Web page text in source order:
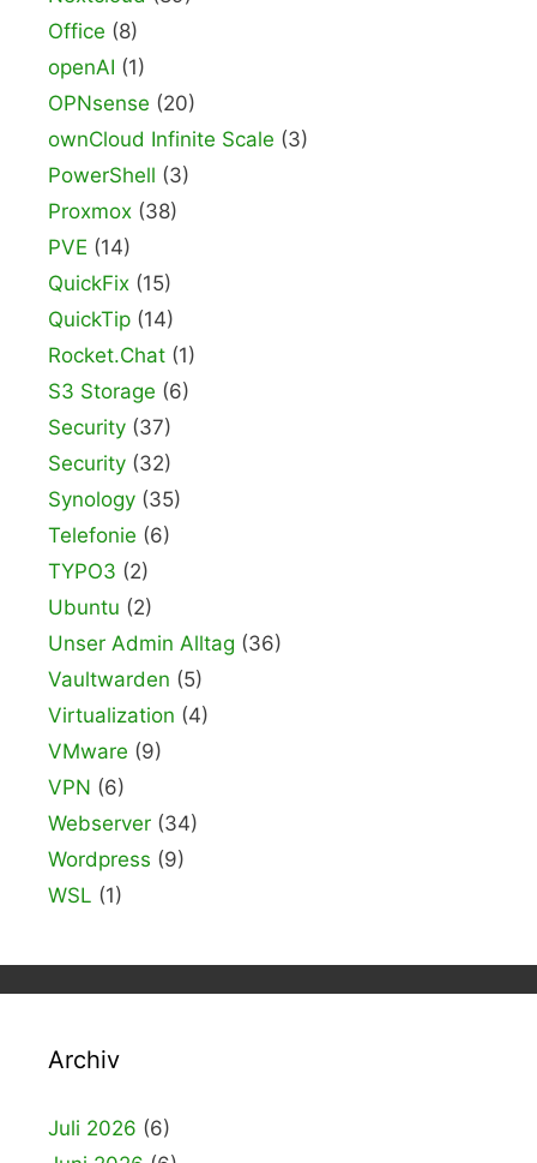
Office (8)
openAI (1)
OPNsense (20)
ownCloud Infinite Scale (3)
PowerShell (3)
Proxmox (38)
PVE (14)
QuickFix (15)
QuickTip (14)
Rocket.Chat (1)
S3 Storage (6)
Security (37)
Security (32)
Synology (35)
Telefonie (6)
TYPO3 (2)
Ubuntu (2)
Unser Admin Alltag (36)
Vaultwarden (5)
Virtualization (4)
VMware (9)
VPN (6)
Webserver (34)
Wordpress (9)
WSL (1)
Archiv
Juli 2026 (6)